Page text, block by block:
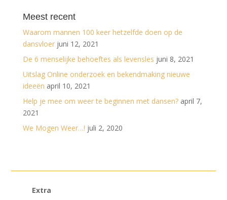
Meest recent
Waarom mannen 100 keer hetzelfde doen op de
dansvloer juni 12, 2021
De 6 menselijke behoeftes als levensles juni 8, 2021
Uitslag Online onderzoek en bekendmaking nieuwe
ideeën april 10, 2021
Help je mee om weer te beginnen met dansen? april 7,
2021
We Mogen Weer…! juli 2, 2020
Extra